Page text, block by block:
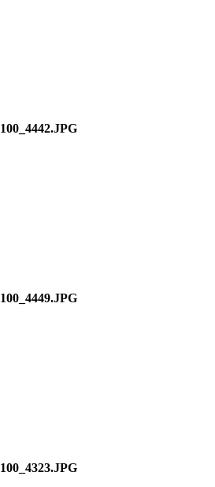
100_4442.JPG
100_4449.JPG
100_4323.JPG